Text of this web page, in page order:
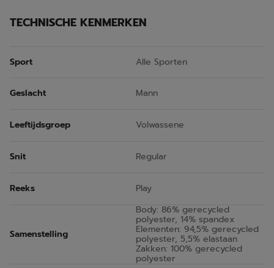
TECHNISCHE KENMERKEN
Sport Alle Sporten
Geslacht Mann
Leeftijdsgroep Volwassene
Snit Regular
Reeks Play
Samenstelling
Body: 86% gerecycled
polyester, 14% spandex
Elementen: 94,5% gerecycled
polyester, 5,5% elastaan
Zakken: 100% gerecycled
polyester